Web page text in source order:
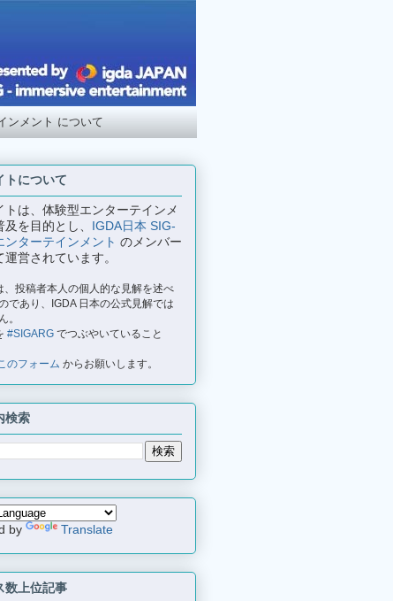
ンメント について
トについて
トは、体験型エンターテインメ
及を目的とし、 IGDA日本 SIG-
ンターテインメント のメンバー
運営されています。
、投稿者本人の個人的な見解を述べ
であり、IGDA 日本の公式見解では
。
#SIGARG でつぶやいていること
このフォーム からお願いします。
検索
by Translate
数上位記事